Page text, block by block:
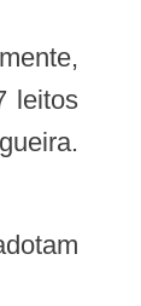
leitos